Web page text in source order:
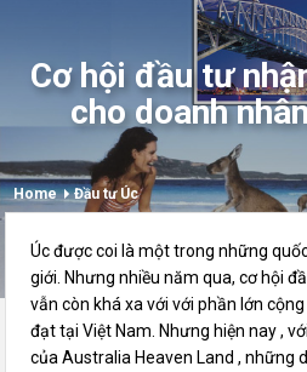
Cơ hội đầu tư
cho doanh
Home Đầu tư Úc
Úc được coi là một trong những
giới. Nhưng nhiều năm qua, cơ hội
vẫn còn khá xa với với phần lớn
đạt tại Việt Nam. Nhưng hiện nay ,
của Australia Heaven Land , những